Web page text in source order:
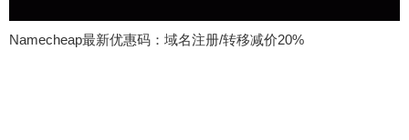
Namecheap最新优惠码：域名注册/转移减价20%